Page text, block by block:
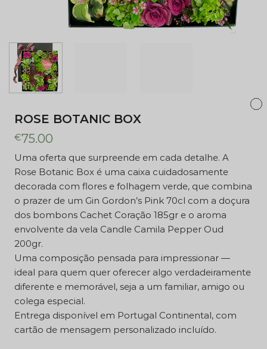
algo verdadeiramente diferente e
memorável, seja a um familiar,
Botanic Box: Caixa decorada
com flores e folhagem verde Gin
Cachet Coração 185gr Vela
Candle Camila Pepper Oud
200gr Cartão de mensagem
personalizado incluído
ROSE BOTANIC BOX
€75.00
Uma oferta que surpreende em cada detalhe. A
Rose Botanic Box é uma caixa cuidadosamente
decorada com flores e folhagem verde, que combina
o prazer de um Gin Gordon’s Pink 70cl com a doçura
dos bombons Cachet Coração 185gr e o aroma
envolvente da vela Candle Camila Pepper Oud
200gr.
Uma composição pensada para impressionar —
ideal para quem quer oferecer algo verdadeiramente
diferente e memorável, seja a um familiar, amigo ou
colega especial.
Entrega disponível em Portugal Continental, com
cartão de mensagem personalizado incluído.